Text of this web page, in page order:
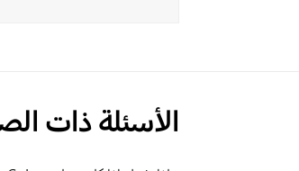
الأسئلة ذات